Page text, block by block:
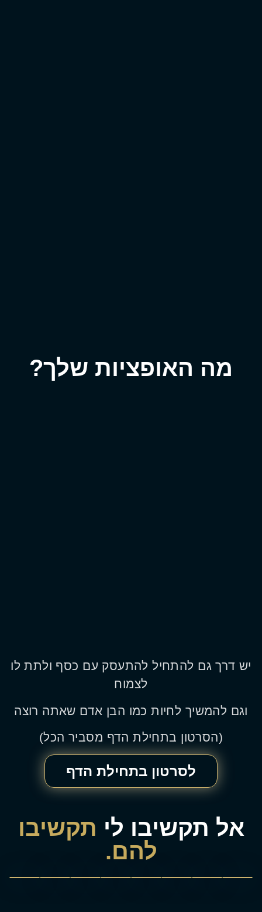
מה האופציות שלך?
יש דרך גם להתחיל להתעסק עם כסף ולתת לו
לצמוח
וגם להמשיך לחיות כמו הבן אדם שאתה רוצה
(הסרטון בתחילת הדף מסביר הכל)
לסרטון בתחילת הדף
אל תקשיבו לי תקשיבו
להם.